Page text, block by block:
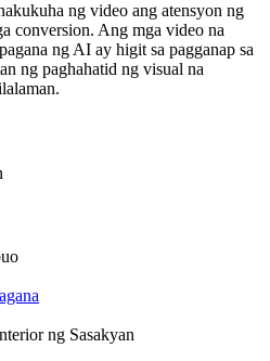
ng video ang atensyon ng
conversion. Ang mga video na
ng AI ay higit sa pagganap sa
ng paghahatid ng visual na
ng Sasakyan